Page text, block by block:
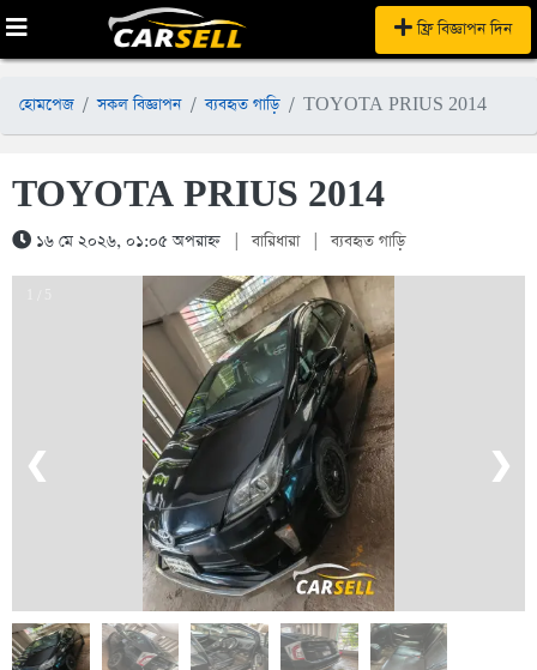
ফ্রি বিজ্ঞাপন দিন
হোমপেজ সকল বিজ্ঞাপন ব্যবহৃত গাড়ি TOYOTA PRIUS 2014
TOYOTA PRIUS 2014
১৬ মে ২০২৬, ০১:০৫ অপরাহ্ন বারিধারা ব্যবহৃত গাড়ি
❮ ❯